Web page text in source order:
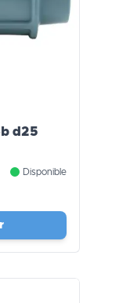
d25
Disponible